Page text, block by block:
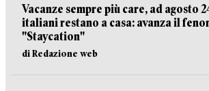
Vacanze sempre più care, ad agosto
italiani restano a casa: avanza il
"Staycation"
di Redazione web